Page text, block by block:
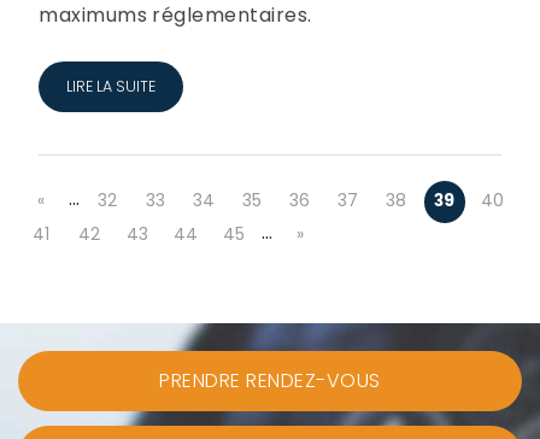
maximums réglementaires.
LIRE LA SUITE
« … 32 33 34 35 36 37 38 39
40
41
42 43 44 45 … »
PRENDRE RENDEZ-VOUS